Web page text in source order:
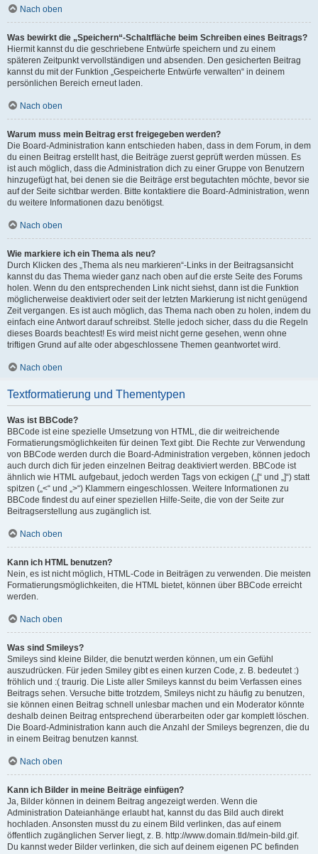
Nach oben
Was bewirkt die „Speichern“-Schaltfläche beim Schreiben eines Beitrags?
Hiermit kannst du die geschriebene Entwürfe speichern und zu einem
späteren Zeitpunkt vervollständigen und absenden. Den gesicherten Beitrag
kannst du mit der Funktion „Gespeicherte Entwürfe verwalten“ in deinem
persönlichen Bereich erneut laden.
Nach oben
Warum muss mein Beitrag erst freigegeben werden?
Die Board-Administration kann entschieden haben, dass in dem Forum, in dem
du einen Beitrag erstellt hast, die Beiträge zuerst geprüft werden müssen. Es
ist auch möglich, dass die Administration dich zu einer Gruppe von Benutzern
hinzugefügt hat, bei denen sie die Beiträge erst begutachten möchte, bevor sie
auf der Seite sichtbar werden. Bitte kontaktiere die Board-Administration, wenn
du weitere Informationen dazu benötigst.
Nach oben
Wie markiere ich ein Thema als neu?
Durch Klicken des „Thema als neu markieren“-Links in der Beitragsansicht
kannst du das Thema wieder ganz nach oben auf die erste Seite des Forums
holen. Wenn du den entsprechenden Link nicht siehst, dann ist die Funktion
möglicherweise deaktiviert oder seit der letzten Markierung ist nicht genügend
Zeit vergangen. Es ist auch möglich, das Thema nach oben zu holen, indem du
einfach eine Antwort darauf schreibst. Stelle jedoch sicher, dass du die Regeln
dieses Boards beachtest! Es wird meist nicht gerne gesehen, wenn ohne
triftigen Grund auf alte oder abgeschlossene Themen geantwortet wird.
Nach oben
Textformatierung und Thementypen
Was ist BBCode?
BBCode ist eine spezielle Umsetzung von HTML, die dir weitreichende
Formatierungsmöglichkeiten für deinen Text gibt. Die Rechte zur Verwendung
von BBCode werden durch die Board-Administration vergeben, können jedoch
auch durch dich für jeden einzelnen Beitrag deaktiviert werden. BBCode ist
ähnlich wie HTML aufgebaut, jedoch werden Tags von eckigen („[“ und „]“) statt
spitzen („<“ und „>“) Klammern eingeschlossen. Weitere Informationen zu
BBCode findest du auf einer speziellen Hilfe-Seite, die von der Seite zur
Beitragserstellung aus zugänglich ist.
Nach oben
Kann ich HTML benutzen?
Nein, es ist nicht möglich, HTML-Code in Beiträgen zu verwenden. Die meisten
Formatierungsmöglichkeiten, die HTML bietet, können über BBCode erreicht
werden.
Nach oben
Was sind Smileys?
Smileys sind kleine Bilder, die benutzt werden können, um ein Gefühl
auszudrücken. Für jeden Smiley gibt es einen kurzen Code, z. B. bedeutet :)
fröhlich und :( traurig. Die Liste aller Smileys kannst du beim Verfassen eines
Beitrags sehen. Versuche bitte trotzdem, Smileys nicht zu häufig zu benutzen,
sie können einen Beitrag schnell unlesbar machen und ein Moderator könnte
deshalb deinen Beitrag entsprechend überarbeiten oder gar komplett löschen.
Die Board-Administration kann auch die Anzahl der Smileys begrenzen, die du
in einem Beitrag benutzen kannst.
Nach oben
Kann ich Bilder in meine Beiträge einfügen?
Ja, Bilder können in deinem Beitrag angezeigt werden. Wenn die
Administration Dateianhänge erlaubt hat, kannst du das Bild auch direkt
hochladen. Ansonsten musst du zu einem Bild verlinken, das auf einem
öffentlich zugänglichen Server liegt, z. B. http://www.domain.tld/mein-bild.gif.
Du kannst weder Bilder verlinken, die sich auf deinem eigenen PC befinden